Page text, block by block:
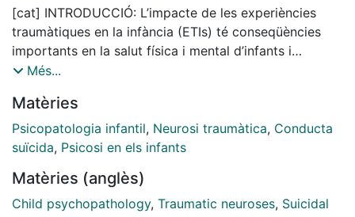
[cat] INTRODUCCIÓ: L’impacte de les experiències
traumàtiques en la infància (ETIs) té conseqüències
importants en la salut física i mental d’infants i
adolescents no només en aquesta etapa vital sinó
s’ha associat amb una pitjor salut mental i amb un
increment de trastorns psiquiàtrics, entre aquests, els
trastorns psicòtics. Per altra banda, les conductes
associant-se també a una pitjor salut mental.
Concretament, en les persones que pateixen un primer
Més...
Matèries
Psicopatologia infantil, Neurosi traumàtica, Conducta
suïcida, Psicosi en els infants
Matèries (anglès)
Child psychopathology, Traumatic neuroses, Suicidal